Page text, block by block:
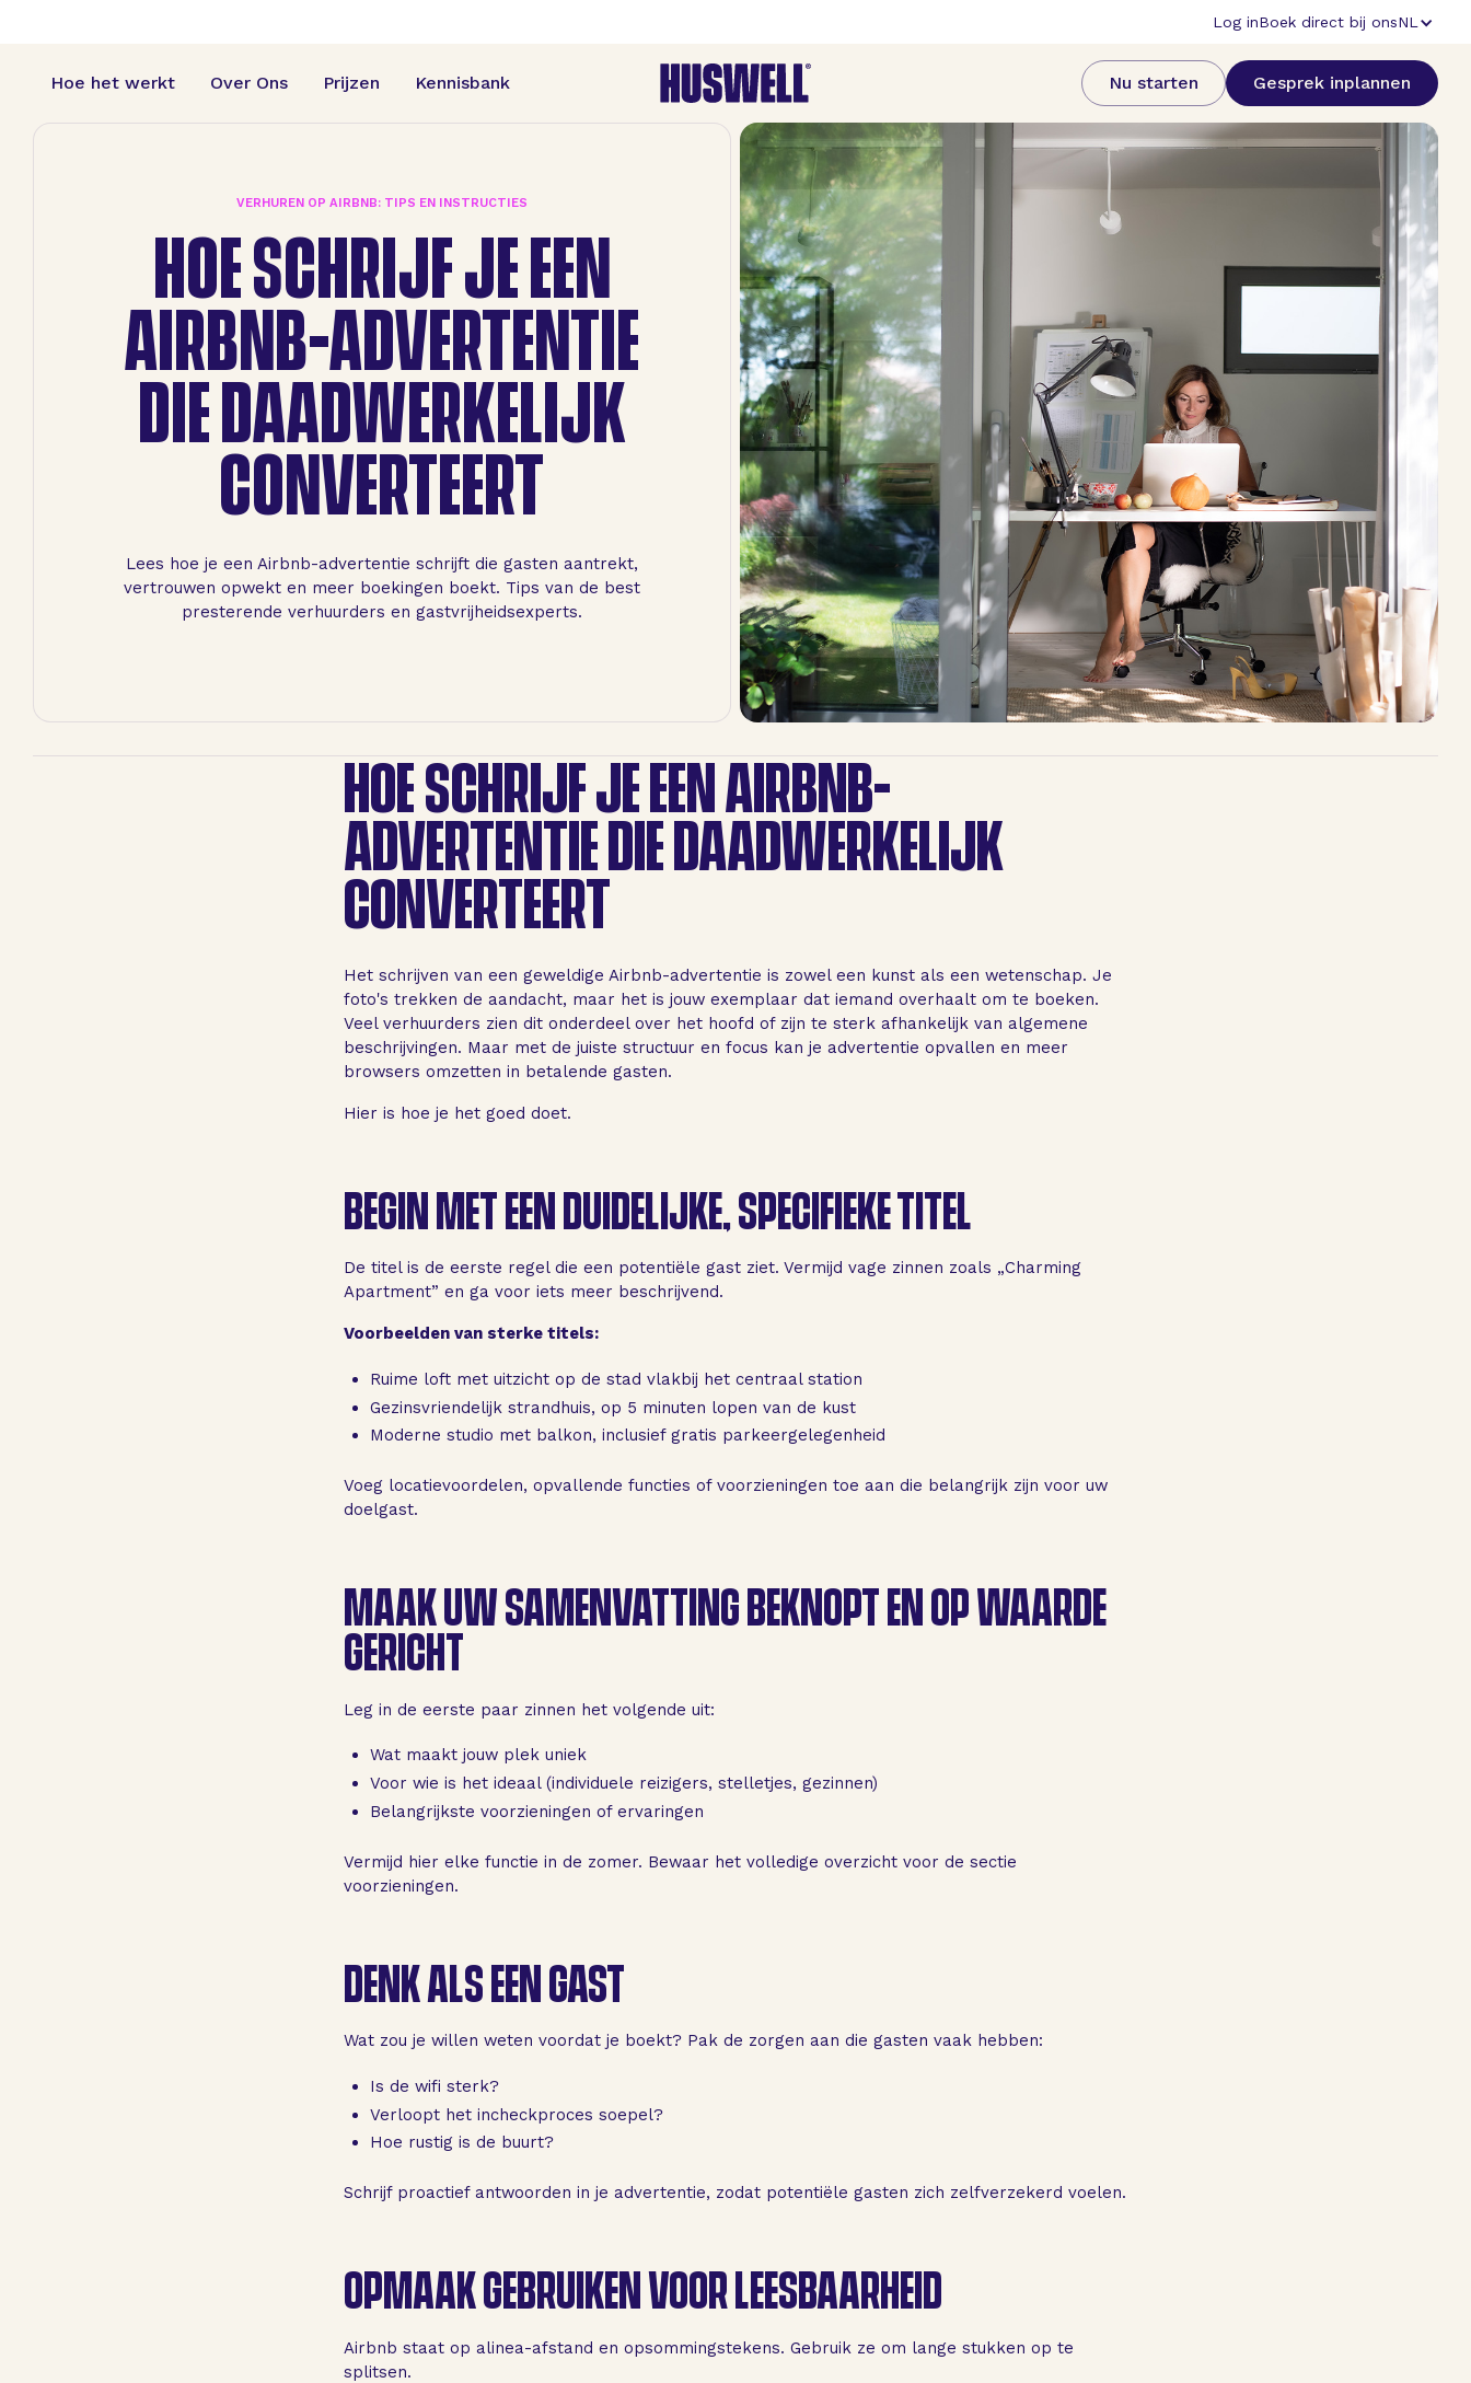
Log inBoek direct bij onsNL
Hoe het werkt Over Ons Prijzen Kennisbank Nu starten Gesprek inplannen
VERHUREN OP AIRBNB: TIPS EN INSTRUCTIES
HOE SCHRIJF JE EEN
AIRBNB-ADVERTENTIE
DIE DAADWERKELIJK
CONVERTEERT
Lees hoe je een Airbnb-advertentie schrijft die gasten aantrekt,
vertrouwen opwekt en meer boekingen boekt. Tips van de best
presterende verhuurders en gastvrijheidsexperts.
HOE SCHRIJF JE EEN AIRBNB-
ADVERTENTIE DIE DAADWERKELIJK
CONVERTEERT
Het schrijven van een geweldige Airbnb-advertentie is zowel een kunst als een wetenschap. Je
foto's trekken de aandacht, maar het is jouw exemplaar dat iemand overhaalt om te boeken.
Veel verhuurders zien dit onderdeel over het hoofd of zijn te sterk afhankelijk van algemene
beschrijvingen. Maar met de juiste structuur en focus kan je advertentie opvallen en meer
browsers omzetten in betalende gasten.
Hier is hoe je het goed doet.
BEGIN MET EEN DUIDELIJKE, SPECIFIEKE TITEL
De titel is de eerste regel die een potentiële gast ziet. Vermijd vage zinnen zoals „Charming
Apartment” en ga voor iets meer beschrijvend.
Voorbeelden van sterke titels:
Ruime loft met uitzicht op de stad vlakbij het centraal station
Gezinsvriendelijk strandhuis, op 5 minuten lopen van de kust
Moderne studio met balkon, inclusief gratis parkeergelegenheid
Voeg locatievoordelen, opvallende functies of voorzieningen toe aan die belangrijk zijn voor uw
doelgast.
MAAK UW SAMENVATTING BEKNOPT EN OP WAARDE
GERICHT
Leg in de eerste paar zinnen het volgende uit:
Wat maakt jouw plek uniek
Voor wie is het ideaal (individuele reizigers, stelletjes, gezinnen)
Belangrijkste voorzieningen of ervaringen
Vermijd hier elke functie in de zomer. Bewaar het volledige overzicht voor de sectie
voorzieningen.
DENK ALS EEN GAST
Wat zou je willen weten voordat je boekt? Pak de zorgen aan die gasten vaak hebben:
Is de wifi sterk?
Verloopt het incheckproces soepel?
Hoe rustig is de buurt?
Schrijf proactief antwoorden in je advertentie, zodat potentiële gasten zich zelfverzekerd voelen.
OPMAAK GEBRUIKEN VOOR LEESBAARHEID
Airbnb staat op alinea-afstand en opsommingstekens. Gebruik ze om lange stukken op te
splitsen.